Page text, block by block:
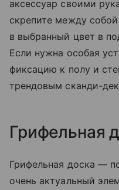
аксессуар своими
скрепите между
в выбранный цвет в
Если нужна особая
фиксацию к полу и
трендовым сканди-
Грифельная
Грифельная доска —
очень актуальный